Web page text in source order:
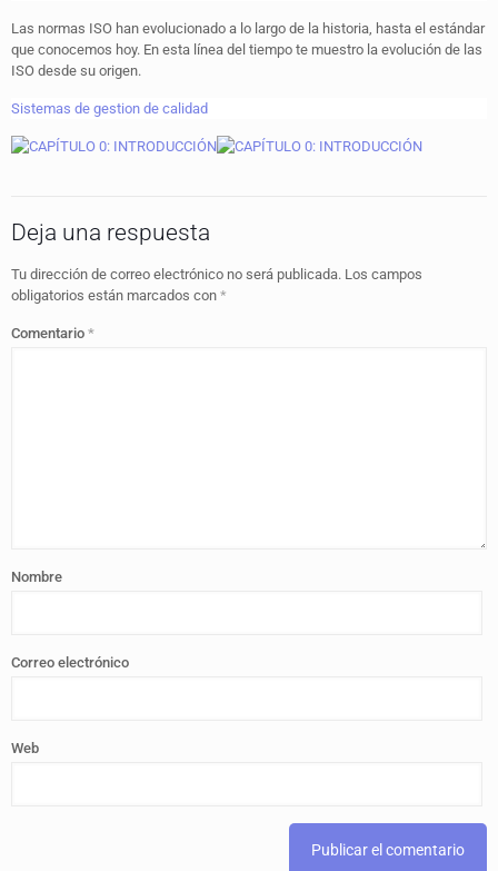
Las normas ISO han evolucionado a lo largo de la historia, hasta el estándar
que conocemos hoy. En esta línea del tiempo te muestro la evolución de las
ISO desde su origen.
Sistemas de gestion de calidad
Deja una respuesta
Tu dirección de correo electrónico no será publicada. Los campos
obligatorios están marcados con *
Comentario *
Nombre
Correo electrónico
Web